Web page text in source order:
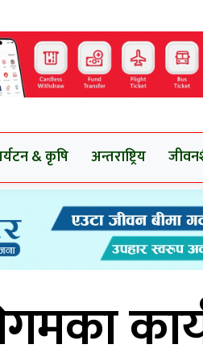
& कृषि अन्तराष्ट्रिय